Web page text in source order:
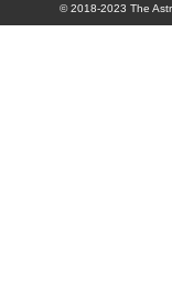
© 2018-2023 The